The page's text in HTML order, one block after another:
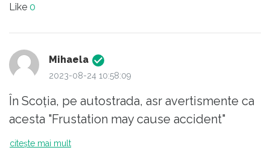
toate curbele periculoase, fără vizibilitate.
Până să blamăm polițiștii, ar trebui să ne
uităm fiecare la cum respectăm legea,
face cu paradoxul grămezii (câte pietre pui
la un loc să faci o grămadă?). Cât de mult
poți să încalci legea pentru a genera un
Like 0
Mihaela
2023-08-24 10:58:09
În Scoția, pe autostrada, asr avertismente ca
acesta "Frustation may cause accident"
citește mai mult